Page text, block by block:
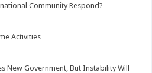
Community Respond?
Activities
New Government, But Instability Will